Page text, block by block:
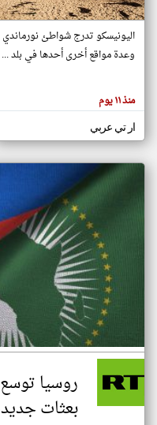
هنا عن
وجهة
كاتبيها.
اليونيسكو تدرج شواطئ نورماندي
وعدة مواقع أخرى أحدها في بلد ...
منذ ١١ يوم
ار تي عربي
روسيا
بعثات جديدة في 4